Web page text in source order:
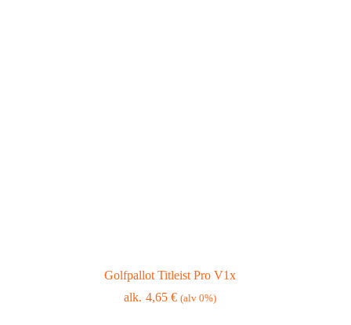
Golfpallot Titleist Pro V1x
4,65€ (alv 0%)